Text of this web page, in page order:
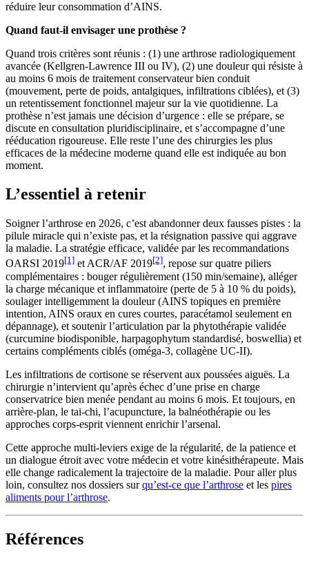
réduire leur consommation d’AINS.
Quand faut-il envisager une prothèse ?
Quand trois critères sont réunis : (1) une arthrose radiologiquement
avancée (Kellgren-Lawrence III ou IV), (2) une douleur qui résiste à
au moins 6 mois de traitement conservateur bien conduit
(mouvement, perte de poids, antalgiques, infiltrations ciblées), et (3)
un retentissement fonctionnel majeur sur la vie quotidienne. La
prothèse n’est jamais une décision d’urgence : elle se prépare, se
discute en consultation pluridisciplinaire, et s’accompagne d’une
rééducation rigoureuse. Elle reste l’une des chirurgies les plus
efficaces de la médecine moderne quand elle est indiquée au bon
moment.
L’essentiel à retenir
Soigner l’arthrose en 2026, c’est abandonner deux fausses pistes : la
pilule miracle qui n’existe pas, et la résignation passive qui aggrave
la maladie. La stratégie efficace, validée par les recommandations
OARSI 2019[1] et ACR/AF 2019[2], repose sur quatre piliers
complémentaires : bouger régulièrement (150 min/semaine), alléger
la charge mécanique et inflammatoire (perte de 5 à 10 % du poids),
soulager intelligemment la douleur (AINS topiques en première
intention, AINS oraux en cures courtes, paracétamol seulement en
dépannage), et soutenir l’articulation par la phytothérapie validée
(curcumine biodisponible, harpagophytum standardisé, boswellia) et
certains compléments ciblés (oméga-3, collagène UC-II).
Les infiltrations de cortisone se réservent aux poussées aiguës. La
chirurgie n’intervient qu’après échec d’une prise en charge
conservatrice bien menée pendant au moins 6 mois. Et toujours, en
arrière-plan, le tai-chi, l’acupuncture, la balnéothérapie ou les
approches corps-esprit viennent enrichir l’arsenal.
Cette approche multi-leviers exige de la régularité, de la patience et
un dialogue étroit avec votre médecin et votre kinésithérapeute. Mais
elle change radicalement la trajectoire de la maladie. Pour aller plus
loin, consultez nos dossiers surqu’est-ce que l’arthrose et les pires
aliments pour l’arthrose.
Références